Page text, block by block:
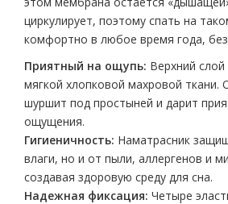
циркулирует, поэтому спать на
комфортно в любое время года,
Приятный на ощупь: Верхний
мягкой хлопковой махровой ткани.
шуршит под простыней и дарит
ощущения.
Гигиеничность: Наматрасник
влаги, но и от пыли, аллергенов и
создавая здоровую среду для сна.
Надежная фиксация: Четыре